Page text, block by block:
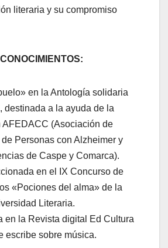
literaria y su compromiso
en la Antología solidaria
destinada a la ayuda de la
AFEDACC (Asociación de
Personas con Alzheimer y
de Caspe y Comarca).
en el IX Concurso de
«Pociones del alma» de la
Literaria.
en la Revista digital Ed Cultura
escribe sobre música.